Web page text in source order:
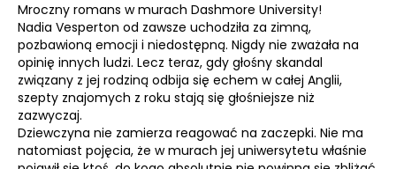
Mroczny romans w murach Dashmore University!
Nadia Vesperton od zawsze uchodziła za zimną,
pozbawioną emocji i niedostępną. Nigdy nie zważała na
opinię innych ludzi. Lecz teraz, gdy głośny skandal
związany z jej rodziną odbija się echem w całej Anglii,
szepty znajomych z roku stają się głośniejsze niż
zazwyczaj.
Dziewczyna nie zamierza reagować na zaczepki. Nie ma
natomiast pojęcia, że w murach jej uniwersytetu właśnie